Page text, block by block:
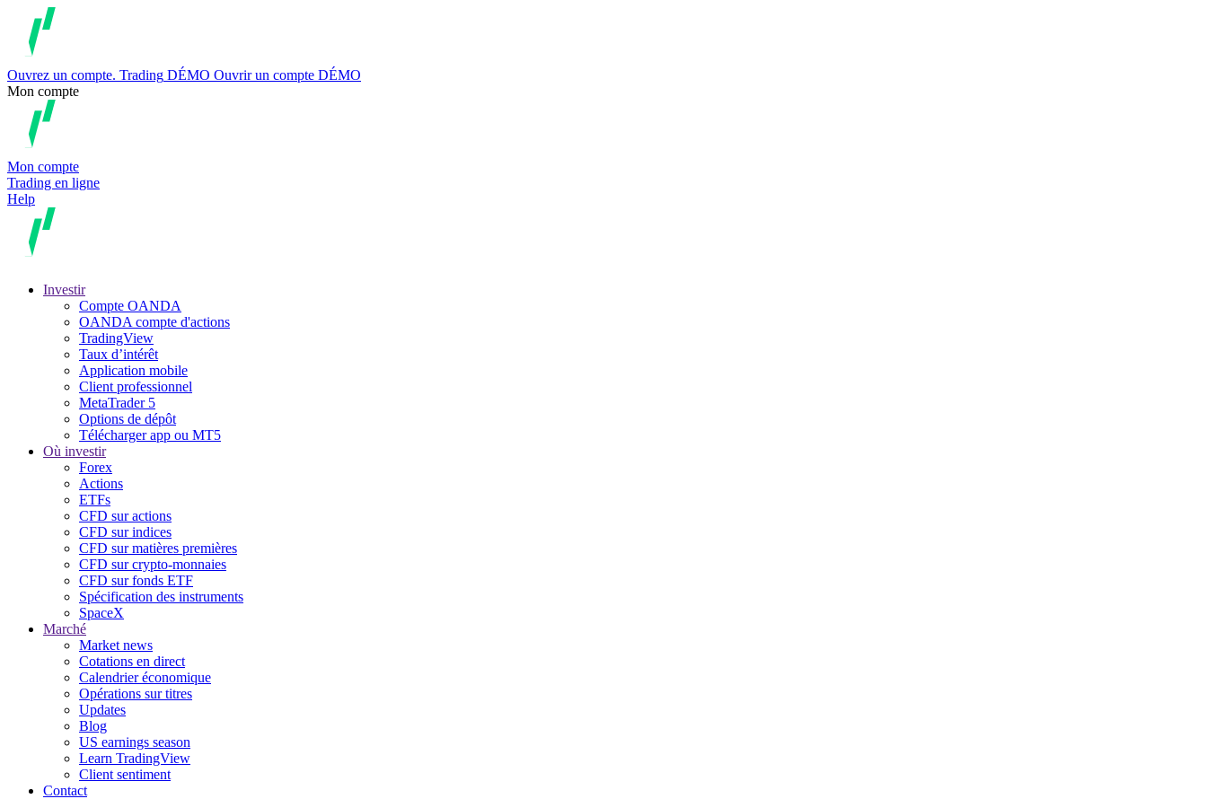
Ouvrez un compte. Trading DÉMO Ouvrir un compte DÉMO
Mon compte
Mon compte
Trading en ligne
Help
Investir
Compte OANDA
OANDA compte d'actions
TradingView
Taux d’intérêt
Application mobile
Client professionnel
MetaTrader 5
Options de dépôt
Télécharger app ou MT5
Où investir
Forex
Actions
ETFs
CFD sur actions
CFD sur indices
CFD sur matières premières
CFD sur crypto-monnaies
CFD sur fonds ETF
Spécification des instruments
SpaceX
Marché
Market news
Cotations en direct
Calendrier économique
Opérations sur titres
Updates
Blog
US earnings season
Learn TradingView
Client sentiment
Contact